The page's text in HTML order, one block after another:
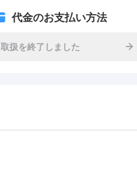
代金のお支払い方法
取扱を終了しました